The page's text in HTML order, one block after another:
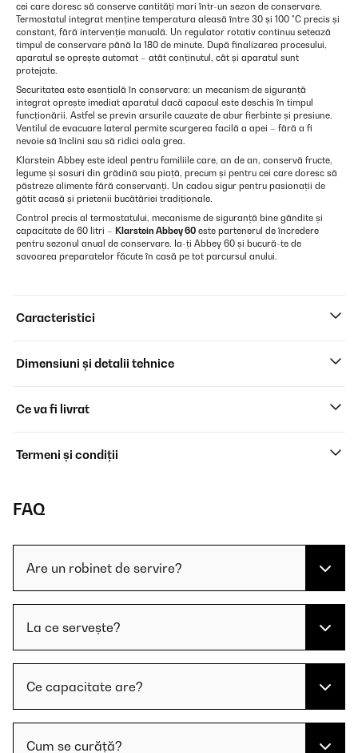
cei care doresc să conserve cantități mari într-un sezon de conservare.
Termostatul integrat menține temperatura aleasă între 30 și 100 °C precis și
constant, fără intervenție manuală. Un regulator rotativ continuu setează
timpul de conservare până la 180 de minute. După finalizarea procesului,
aparatul se oprește automat – atât conținutul, cât și aparatul sunt
protejate.
Securitatea este esențială în conservare: un mecanism de siguranță
integrat oprește imediat aparatul dacă capacul este deschis în timpul
funcționării. Astfel se previn arsurile cauzate de abur fierbinte și presiune.
Ventilul de evacuare lateral permite scurgerea facilă a apei – fără a fi
nevoie să înclini sau să ridici oala grea.
Klarstein Abbey este ideal pentru familiile care, an de an, conservă fructe,
legume și sosuri din grădină sau piață, precum și pentru cei care doresc să
păstreze alimente fără conservanți. Un cadou sigur pentru pasionații de
gătit acasă și prietenii bucătăriei tradiționale.
Control precis al termostatului, mecanisme de siguranță bine gândite și
capacitate de 60 litri – Klarstein Abbey 60 este partenerul de încredere
pentru sezonul anual de conservare. Ia-ți Abbey 60 și bucură-te de
savoarea preparatelor făcute în casă pe tot parcursul anului.
Caracteristici
Dimensiuni și detalii tehnice
Ce va fi livrat
Termeni și condiții
FAQ
Are un robinet de servire?
La ce servește?
Ce capacitate are?
Cum se curăță?